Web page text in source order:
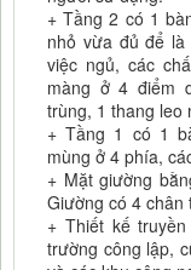
+ Tầng 2 có 1
nhỏ vừa đủ để
việc ngủ, các
màng ở 4 điểm
trùng, 1 thang leo
+ Tầng 1 có 1
mùng ở 4 phía,
+ Mặt giường
Giường có 4 chân
+ Thiết kế
trường công lập,